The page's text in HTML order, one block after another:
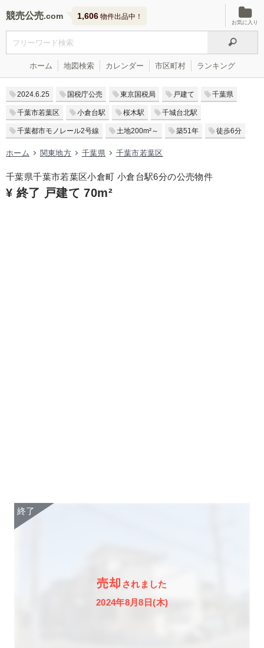
競売公売 1,606 物件出品中！
お気に入り
ホーム 地図検索 カレンダー 市区町村 ランキング
2024.6.25 国税庁公売 東京国税局 戸建て 千葉県
千葉市若葉区 小倉台駅 桜木駅 千城台北駅
千葉都市モノレール2号線 土地200m²～ 築51年 徒歩6分
ホーム 関東地方 千葉県 千葉市若葉区
千葉県千葉市若葉区小倉町 小倉台駅6分の公売物件
¥ 終了 戸建て 70m²
売却 されました
2024年8月8日(木)